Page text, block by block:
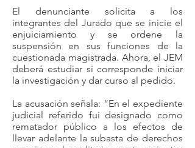
El denunciante solicita a los
integrantes del Jurado que se inicie el
enjuiciamiento y se ordene la
suspensión en sus funciones de la
cuestionada magistrada. Ahora, el JEM
deberá estudiar si corresponde iniciar
la investigación y dar curso al pedido.
La acusación señala: “En el expediente
judicial referido fui designado como
rematador público a los efectos de
llevar adelante la subasta de derechos